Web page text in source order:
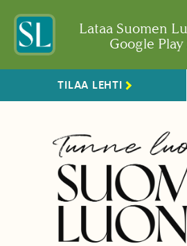
Lataa Suomen
Google
TILAA LEHTI